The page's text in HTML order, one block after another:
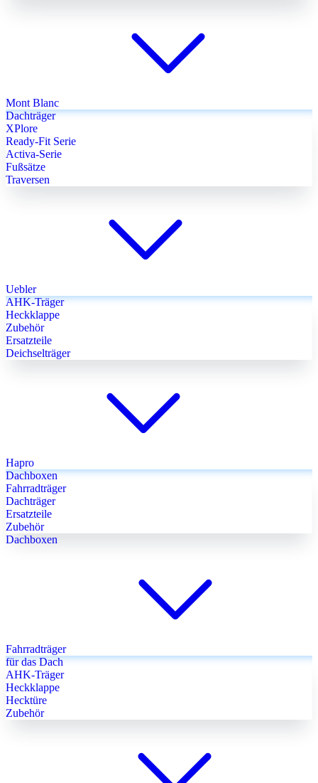
Mont Blanc
Dachträger
XPlore
Ready-Fit Serie
Activa-Serie
Fußsätze
Traversen
Uebler
AHK-Träger
Heckklappe
Zubehör
Ersatzteile
Deichselträger
Hapro
Dachboxen
Fahrradträger
Dachträger
Ersatzteile
Zubehör
Dachboxen
Fahrradträger
für das Dach
AHK-Träger
Heckklappe
Hecktüre
Zubehör